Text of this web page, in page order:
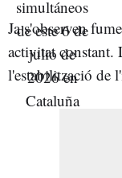
Ja s'observen
activitat constant.
l'estabilització de